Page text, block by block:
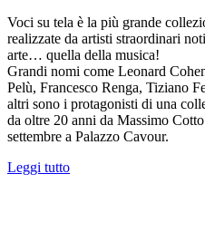
Voci su tela è la più grande
realizzate da artisti straordinari
arte… quella della musica!
Grandi nomi come Leonard
Pelù, Francesco Renga, Tiziano
altri sono i protagonisti di una
da oltre 20 anni da Massimo
settembre a Palazzo Cavour.
Leggi tutto